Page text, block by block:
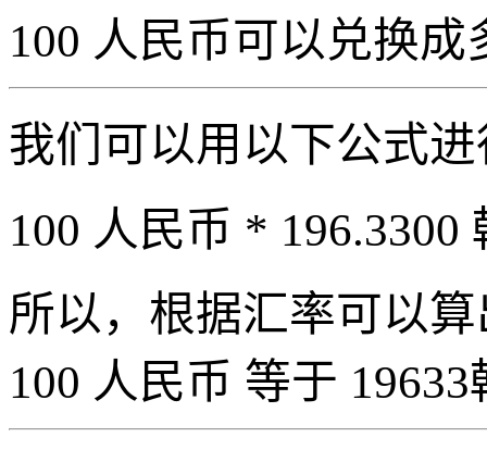
100 人民币可以兑换成
我们可以用以下公式
100 人民币 * 196.3300
所以，根据汇率可以
100 人民币 等于